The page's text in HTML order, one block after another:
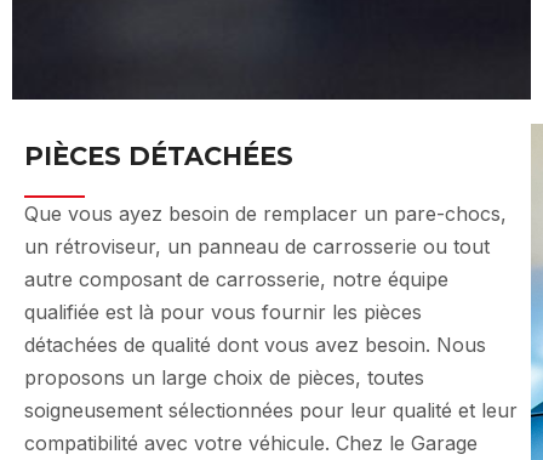
PIÈCES DÉTACHÉES
Que vous ayez besoin de remplacer un pare-chocs,
un rétroviseur, un panneau de carrosserie ou tout
autre composant de carrosserie, notre équipe
qualifiée est là pour vous fournir les pièces
détachées de qualité dont vous avez besoin. Nous
proposons un large choix de pièces, toutes
soigneusement sélectionnées pour leur qualité et leur
compatibilité avec votre véhicule. Chez le Garage